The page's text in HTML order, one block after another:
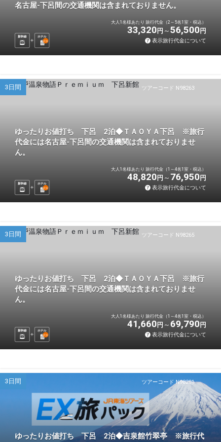
名古屋-下呂間の交通機関は含まれておりません。
新幹線
ホテル
2泊
大人1名様あたり 旅行代金（2～5名1室・税込）
33,320 円 56,500 円
表示旅行代金について
ツアーコード N98263
3日間
ゆったりお値打ち 下呂 2泊◆ＴＡＯＹＡ下呂 ※旅行
代金には名古屋-下呂間の交通機関は含まれておりませ
ん。
新幹線
ホテル
2泊
大人1名様あたり 旅行代金（1～4名1室・税込）
48,820 円 76,950 円
表示旅行代金について
ツアーコード N98265
3日間
ゆったりお値打ち 下呂 2泊◆ＴＡＯＹＡ下呂 ※旅行
代金には名古屋-下呂間の交通機関は含まれておりませ
ん。
新幹線
ホテル
2泊
大人1名様あたり 旅行代金（1～4名1室・税込）
41,660 円 69,790 円
表示旅行代金について
ツアーコード N98291
3日間
ゆったりお値打ち 下呂 2泊◆吉泉館竹翠亭 ※旅行代